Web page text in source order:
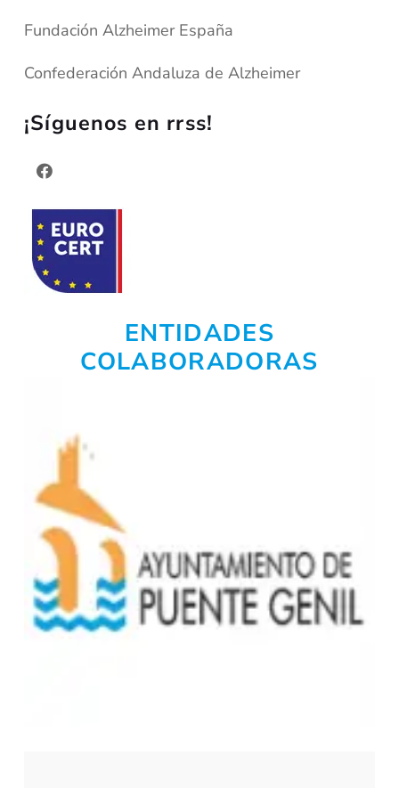
Fundación Alzheimer España
Confederación Andaluza de Alzheimer
¡Síguenos en rrss!
ENTIDADES
COLABORADORAS